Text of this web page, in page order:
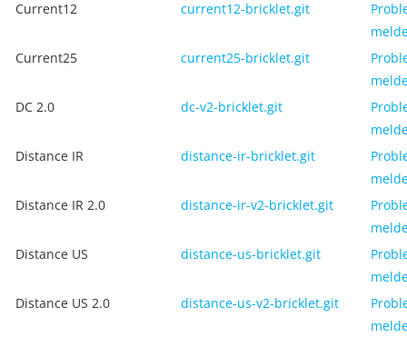
Current12 current12-bricklet.git
Current25
current25-bricklet.git
DC 2.0
dc-v2-bricklet.git
Distance IR
distance-ir-bricklet.git
Distance IR 2.0
distance-ir-v2-bricklet.git
Distance US
distance-us-bricklet.git
Distance US 2.0
distance-us-v2-bricklet.git